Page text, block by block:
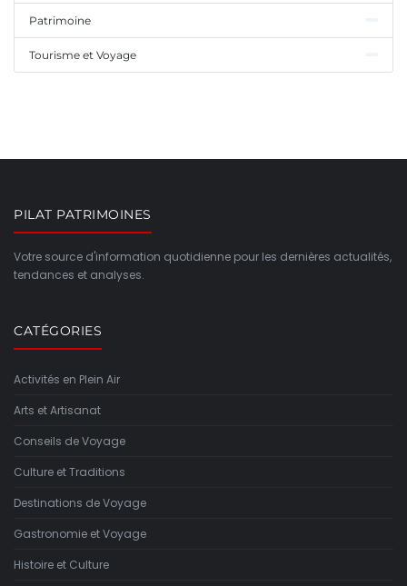
Patrimoine
Tourisme et Voyage
PILAT PATRIMOINES
Votre source d'information quotidienne pour les dernières actualités,
tendances et analyses.
CATÉGORIES
Activités en Plein Air
Arts et Artisanat
Conseils de Voyage
Culture et Traditions
Destinations de Voyage
Gastronomie et Voyage
Histoire et Culture